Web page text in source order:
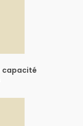
capacité